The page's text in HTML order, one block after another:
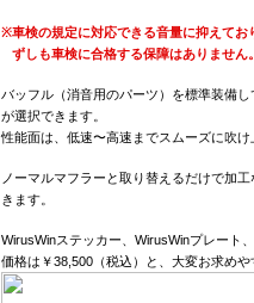
※車検の規定に対応できる音量に抑えて
ずしも車検に合格する保障はありませ
バッフル（消音用のパーツ）を標準装備
が選択できます。
性能面は、低速〜高速までスムーズに吹
ノーマルマフラーと取り替えるだけで加
きます。
WirusWinステッカー、WirusWinプレート
価格は￥38,500（税込）と、大変お求め